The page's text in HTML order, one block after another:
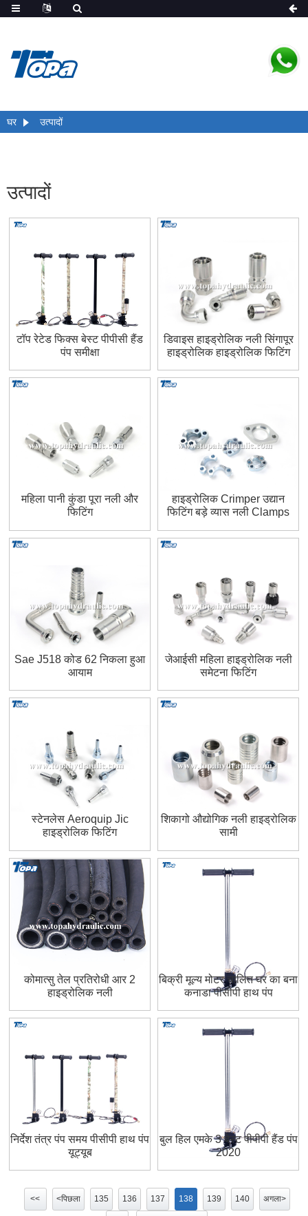
घर उत्पादों
उत्पादों
टॉप रेटेड फिक्स बेस्ट पीपीसी हैंड
पंप समीक्षा
डिवाइस हाइड्रोलिक नली सिंगापूर
हाइड्रोलिक हाइड्रोलिक फिटिंग
महिला पानी कुंडा पूरा नली और
फिटिंग
हाइड्रोलिक Crimper उद्यान
फिटिंग बड़े व्यास नली Clamps
Sae J518 कोड 62 निकला हुआ
आयाम
जेआईसी महिला हाइड्रोलिक नली
समेटना फिटिंग
स्टेनलेस Aeroquip Jic
हाइड्रोलिक फिटिंग
शिकागो औद्योगिक नली हाइड्रोलिक
सामी
कोमात्सु तेल प्रतिरोधी आर 2
हाइड्रोलिक नली
बिक्री मूल्य मोटर चालित घर का बना
कनाडा पीसीपी हाथ पंप
निर्देश तंत्र पंप समय पीसीपी हाथ पंप
यूट्यूब
बुल हिल एमके 3 बेस्ट पीपीपी हैंड पंप
2020
<< <पिछला 135 136 137 138 139 140 अगला>